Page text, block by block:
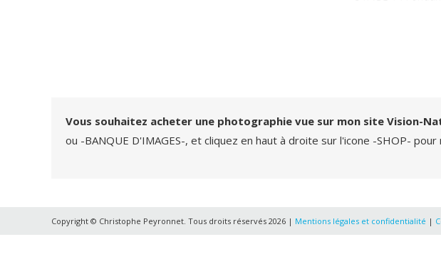
Vous souhaitez acheter une photographie vue sur mon site Vision-
ou -BANQUE D'IMAGES-, et cliquez en haut à droite sur l'icone -SHOP-
Copyright © Christophe Peyronnet. Tous droits réservés 2026 | Mentions légales et confidentialité |